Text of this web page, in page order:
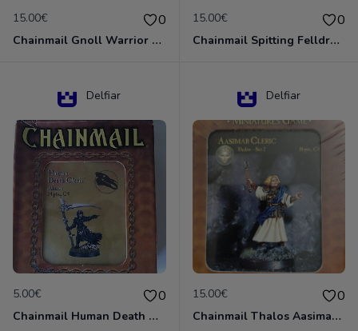
15.00€ 0
Chainmail Gnoll Warrior Dungeons & Dragons
15.00€ 0
Chainmail Spitting Felldrake
Delfiar
5.00€ 0
Chainmail Human Death Cleric
Delfiar
15.00€ 0
Chainmail Thalos Aasimar Cleric